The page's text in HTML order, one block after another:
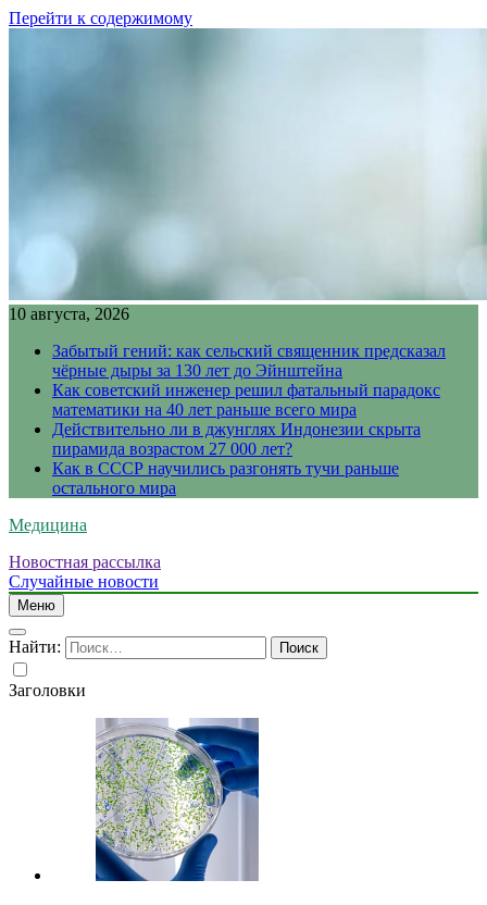
Перейти к содержимому
10 августа, 2026
Забытый гений: как сельский священник предсказал
чёрные дыры за 130 лет до Эйнштейна
Как советский инженер решил фатальный парадокс
математики на 40 лет раньше всего мира
Действительно ли в джунглях Индонезии скрыта
пирамида возрастом 27 000 лет?
Как в СССР научились разгонять тучи раньше
остального мира
Медицина
Новостная рассылка
Случайные новости
Меню
Найти:
Заголовки